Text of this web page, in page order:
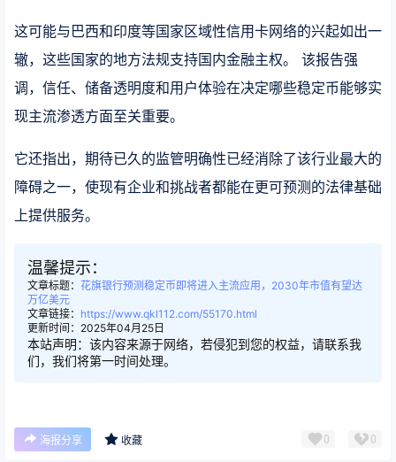
这可能与巴西和印度等国家区域性信用卡网络的兴起如出一
辙，这些国家的地方法规支持国内金融主权。 该报告强
调，信任、储备透明度和用户体验在决定哪些稳定币能够实
现主流渗透方面至关重要。
它还指出，期待已久的监管明确性已经消除了该行业最大的
障碍之一，使现有企业和挑战者都能在更可预测的法律基础
上提供服务。
温馨提示：
文章标题： 花旗银行预测稳定币即将进入主流应用，2030年市值有望达
万亿美元
文章链接： https://www.qkl112.com/55170.html
更新时间：2025年04月25日
本站声明：该内容来源于网络，若侵犯到您的权益，请联系我
们，我们将第一时间处理。
海报分享 收藏 0 0